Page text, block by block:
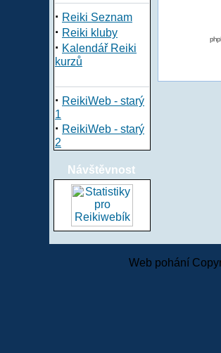
· Reiki Seznam
· Reiki kluby
· Kalendář Reiki
kurzů
· ReikiWeb - starý
1
· ReikiWeb - starý
2
Návštěvnost
Web pohání